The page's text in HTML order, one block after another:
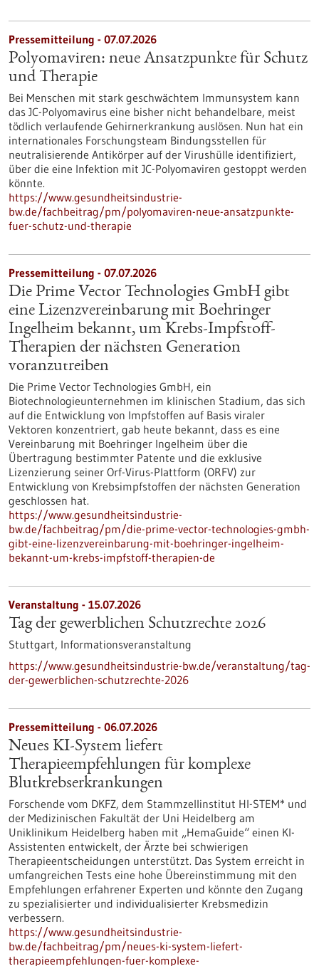
Pressemitteilung - 07.07.2026
Polyomaviren: neue Ansatzpunkte für Schutz
und Therapie
Bei Menschen mit stark geschwächtem Immunsystem kann
das JC-Polyomavirus eine bisher nicht behandelbare, meist
tödlich verlaufende Gehirnerkrankung auslösen. Nun hat ein
internationales Forschungsteam Bindungsstellen für
neutralisierende Antikörper auf der Virushülle identifiziert,
über die eine Infektion mit JC-Polyomaviren gestoppt werden
könnte.
https://www.gesundheitsindustrie-
bw.de/fachbeitrag/pm/polyomaviren-neue-ansatzpunkte-
fuer-schutz-und-therapie
Pressemitteilung - 07.07.2026
Die Prime Vector Technologies GmbH gibt
eine Lizenzvereinbarung mit Boehringer
Ingelheim bekannt, um Krebs-Impfstoff-
Therapien der nächsten Generation
voranzutreiben
Die Prime Vector Technologies GmbH, ein
Biotechnologieunternehmen im klinischen Stadium, das sich
auf die Entwicklung von Impfstoffen auf Basis viraler
Vektoren konzentriert, gab heute bekannt, dass es eine
Vereinbarung mit Boehringer Ingelheim über die
Übertragung bestimmter Patente und die exklusive
Lizenzierung seiner Orf-Virus-Plattform (ORFV) zur
Entwicklung von Krebsimpfstoffen der nächsten Generation
geschlossen hat.
https://www.gesundheitsindustrie-
bw.de/fachbeitrag/pm/die-prime-vector-technologies-gmbh-
gibt-eine-lizenzvereinbarung-mit-boehringer-ingelheim-
bekannt-um-krebs-impfstoff-therapien-de
Veranstaltung - 15.07.2026
Tag der gewerblichen Schutzrechte 2026
Stuttgart, Informationsveranstaltung
https://www.gesundheitsindustrie-bw.de/veranstaltung/tag-
der-gewerblichen-schutzrechte-2026
Pressemitteilung - 06.07.2026
Neues KI-System liefert
Therapieempfehlungen für komplexe
Blutkrebserkrankungen
Forschende vom DKFZ, dem Stammzellinstitut HI-STEM* und
der Medizinischen Fakultät der Uni Heidelberg am
Uniklinikum Heidelberg haben mit „HemaGuide“ einen KI-
Assistenten entwickelt, der Ärzte bei schwierigen
Therapieentscheidungen unterstützt. Das System erreicht in
umfangreichen Tests eine hohe Übereinstimmung mit den
Empfehlungen erfahrener Experten und könnte den Zugang
zu spezialisierter und individualisierter Krebsmedizin
verbessern.
https://www.gesundheitsindustrie-
bw.de/fachbeitrag/pm/neues-ki-system-liefert-
therapieempfehlungen-fuer-komplexe-